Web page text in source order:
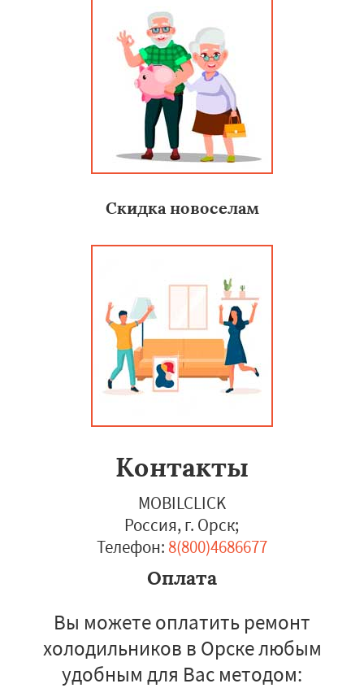
Скидка новоселам
Контакты
MOBILCLICK
Россия, г. Орск;
Телефон: 8(800)4686677
Оплата
Вы можете оплатить ремонт
холодильников в Орске любым
удобным для Вас методом: